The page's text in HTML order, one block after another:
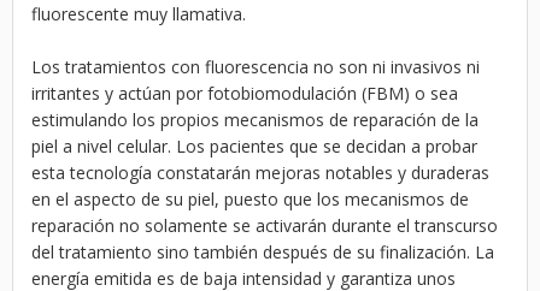
fluorescente muy llamativa.
Los tratamientos con fluorescencia no son ni invasivos ni
irritantes y actúan por fotobiomodulación (FBM) o sea
estimulando los propios mecanismos de reparación de la
piel a nivel celular. Los pacientes que se decidan a probar
esta tecnología constatarán mejoras notables y duraderas
en el aspecto de su piel, puesto que los mecanismos de
reparación no solamente se activarán durante el transcurso
del tratamiento sino también después de su finalización. La
energía emitida es de baja intensidad y garantiza unos